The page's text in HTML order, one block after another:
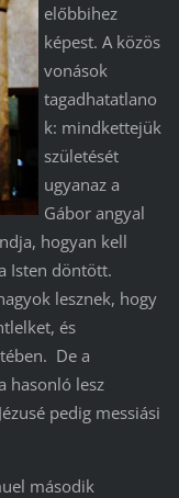
előbbihez
képest. A közös
vonások
tagadhatatlano
k: mindkettejük
születését
ugyanaz a
Gábor angyal
hogyan kell
Isten döntött.
lesznek, hogy
és
De a
hasonló lesz
pedig messiási
második